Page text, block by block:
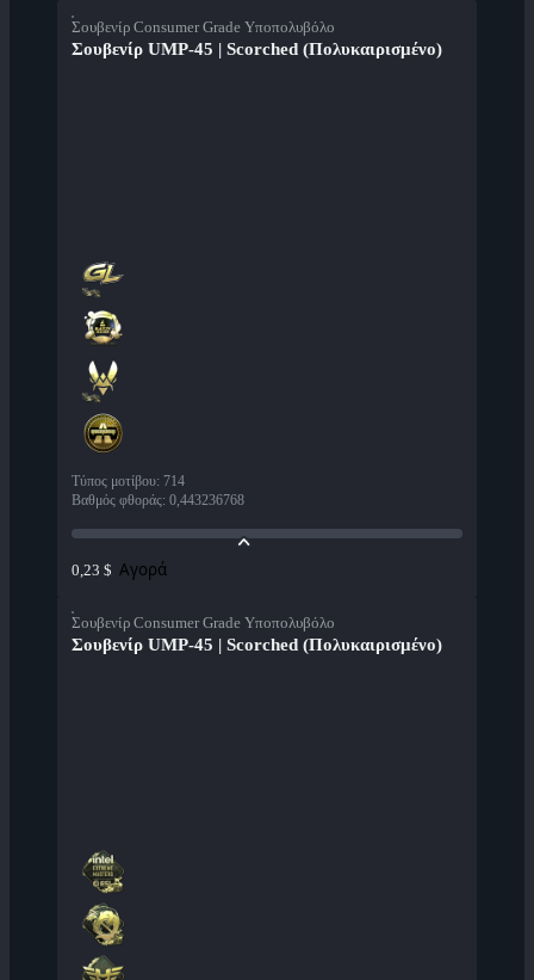
Σουβενίρ Consumer Grade Υποπολυβόλο
Σουβενίρ UMP-45 | Scorched (Πολυκαιρισμένο)
Τύπος μοτίβου: 714
Βαθμός φθοράς: 0,443236768
0,23 $ Αγορά
Σουβενίρ Consumer Grade Υποπολυβόλο
Σουβενίρ UMP-45 | Scorched (Πολυκαιρισμένο)